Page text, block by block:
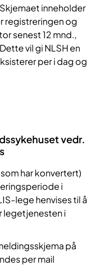
inneholder
registreringen og
senest 12 mnd.,
vil gi NLSH en
per i dag og
vedr.
har konvertert)
i
lege henvises til å
legetjenesten i
på
per mail